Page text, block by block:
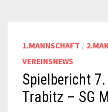
1.MANNSCHAFT /
VEREINSNEWS
Spielbericht
Trabitz – SG